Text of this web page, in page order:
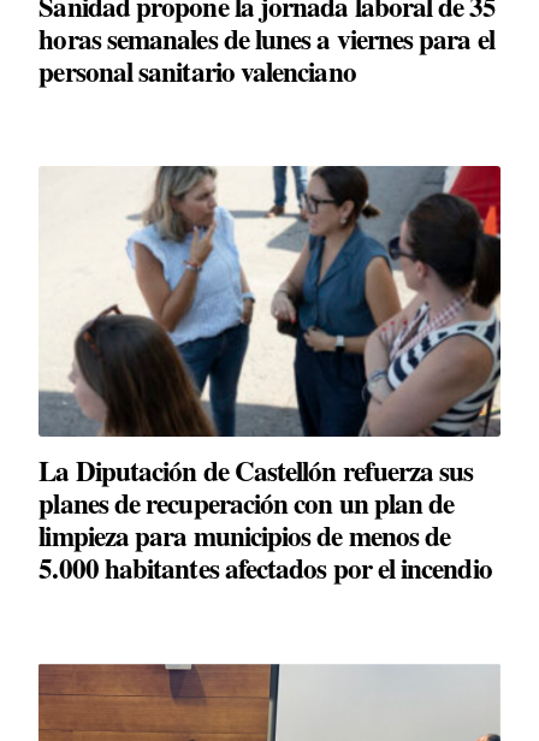
horas semanales de lunes a viernes para el
personal sanitario valenciano
La Diputación de Castellón refuerza sus
planes de recuperación con un plan de
limpieza para municipios de menos de
5.000 habitantes afectados por el incendio